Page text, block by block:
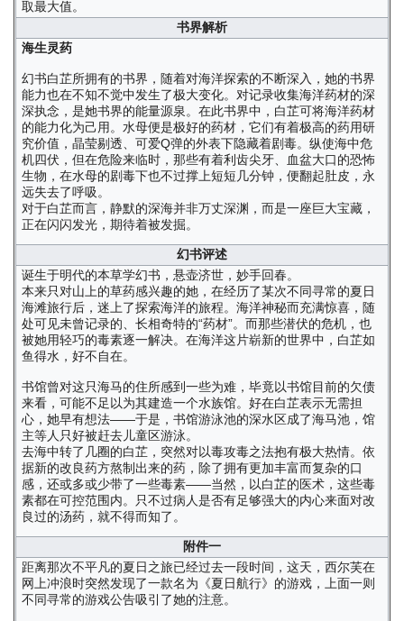
取最大值。
书界解析
海生灵药
幻书白芷所拥有的书界，随着对海洋探索的不断深入，她的书界
能力也在不知不觉中发生了极大变化。对记录收集海洋药材的深
深执念，是她书界的能量源泉。在此书界中，白芷可将海洋药材
的能力化为己用。水母便是极好的药材，它们有着极高的药用研
究价值，晶莹剔透、可爱Q弹的外表下隐藏着剧毒。纵使海中危
机四伏，但在危险来临时，那些有着利齿尖牙、血盆大口的恐怖
生物，在水母的剧毒下也不过撑上短短几分钟，便翻起肚皮，永
远失去了呼吸。
对于白芷而言，静默的深海并非万丈深渊，而是一座巨大宝藏，
正在闪闪发光，期待着被发掘。
幻书评述
诞生于明代的本草学幻书，悬壶济世，妙手回春。
本来只对山上的草药感兴趣的她，在经历了某次不同寻常的夏日
海滩旅行后，迷上了探索海洋的旅程。海洋神秘而充满惊喜，随
处可见未曾记录的、长相奇特的“药材”。而那些潜伏的危机，也
被她用轻巧的毒素逐一解决。在海洋这片崭新的世界中，白芷如
鱼得水，好不自在。
书馆曾对这只海马的住所感到一些为难，毕竟以书馆目前的欠债
来看，可能不足以为其建造一个水族馆。好在白芷表示无需担
心，她早有想法——于是，书馆游泳池的深水区成了海马池，馆
主等人只好被赶去儿童区游泳。
去海中转了几圈的白芷，突然对以毒攻毒之法抱有极大热情。依
据新的改良药方熬制出来的药，除了拥有更加丰富而复杂的口
感，还或多或少带了一些毒素——当然，以白芷的医术，这些毒
素都在可控范围内。只不过病人是否有足够强大的内心来面对改
良过的汤药，就不得而知了。
附件一
距离那次不平凡的夏日之旅已经过去一段时间，这天，西尔芙在
网上冲浪时突然发现了一款名为《夏日航行》的游戏，上面一则
不同寻常的游戏公告吸引了她的注意。